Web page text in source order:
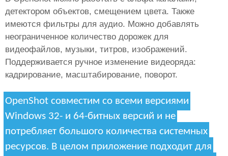
детектором объектов, смещением цвета. Также
имеются фильтры для аудио. Можно добавлять
неограниченное количество дорожек для
видеофайлов, музыки, титров, изображений.
Поддерживается ручное изменение видеоряда:
кадрирование, масштабирование, поворот.
OpenShot совместим со всеми версиями
Windows 32- и 64-битных версий и не
потребляет большого количества системных
ресурсов. В целом приложение подходит для